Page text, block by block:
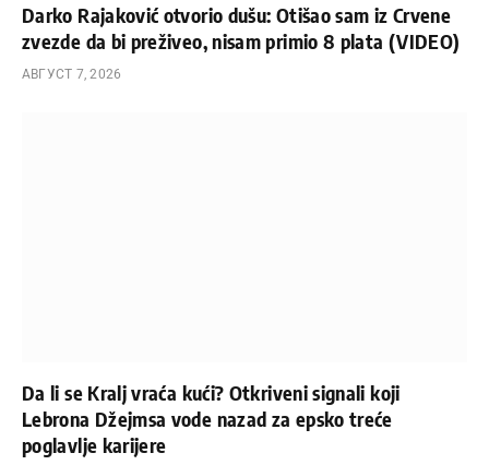
Darko Rajaković otvorio dušu: Otišao sam iz Crvene
zvezde da bi preživeo, nisam primio 8 plata (VIDEO)
АВГУСТ 7, 2026
Da li se Kralj vraća kući? Otkriveni signali koji
Lebrona Džejmsa vode nazad za epsko treće
poglavlje karijere